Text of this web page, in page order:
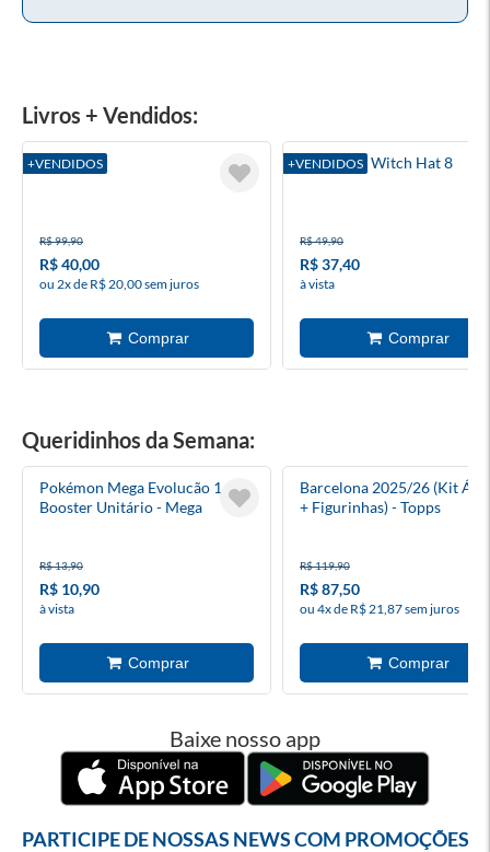
Livros + Vendidos:
+VENDIDOS
Surrender
R$ 99,90
R$ 40,00
ou 2x de R$ 20,00 sem juros
+VENDIDOS
Atelier Of Witch Hat 8
R$ 49,90
R$ 37,40
à vista
Queridinhos da Semana:
Pokémon Mega Evolucão 1 -
Booster Unitário - Mega
R$ 13,90
R$ 10,90
à vista
Barcelona 2025/26 (Kit
+ Figurinhas) - Topps
R$ 119,90
R$ 87,50
ou 4x de R$ 21,87 sem juros
Baixe nosso app
PARTICIPE DE NOSSAS NEWS COM PROMOÇÕES